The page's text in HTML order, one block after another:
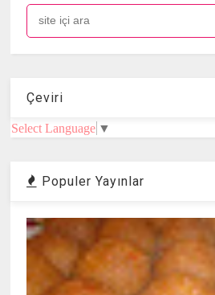
Çeviri
Select Language ▼
Populer Yayınlar